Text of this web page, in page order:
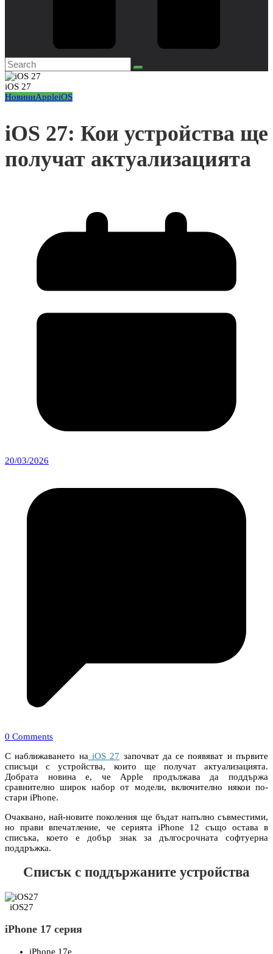
iOS 27
НовиниAppleiOS
iOS 27: Кои устройства ще
получат актуализацията
20/03/2026
0 Comments
С наближаването на iOS 27 започват да се появяват и първите
списъци с устройства, които ще получат актуализацията.
Добрата новина е, че Apple продължава да поддържа
сравнително широк набор от модели, включително някои по-
стари iPhone.
Очаквано, най-новите поколения ще бъдат напълно съвместими,
но прави впечатление, че серията iPhone 12 също остава в
списъка, което е добър знак за дългосрочната софтуерна
поддръжка.
Списък с поддържаните устройства
iOS27
iPhone 17 серия
iPhone 17e